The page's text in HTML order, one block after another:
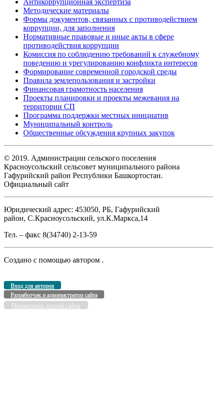
Методические материалы
Формы документов, связанных с противодействием
коррупции, для заполнения
Нормативные правовые и иные акты в сфере
противодействия коррупции
Комиссия по соблюдению требований к служебному
поведению и урегулированию конфликта интересов
Формирование современной городской среды
Правила землепользования и застройки
Финансовая грамотность населения
Проекты планировки и проекты межевания на
территории СП
Программа поддержки местных инициатив
Муниципальный контроль
Общественные обсуждения крупных закупок
© 2019. Администрации сельского поселения
Красноусольский сельсовет муниципального района
Гафурийский район Республики Башкортостан.
Официальный сайт
Юридический адрес: 453050, РБ, Гафурийский
район, С.Красноусольский, ул.К.Маркса,14
Тел. – факс 8(34740) 2-13-59
Создано с помощью автором .
Вход для авторов
Разработчик и администратор сайта
Посмотреть гостей сайта